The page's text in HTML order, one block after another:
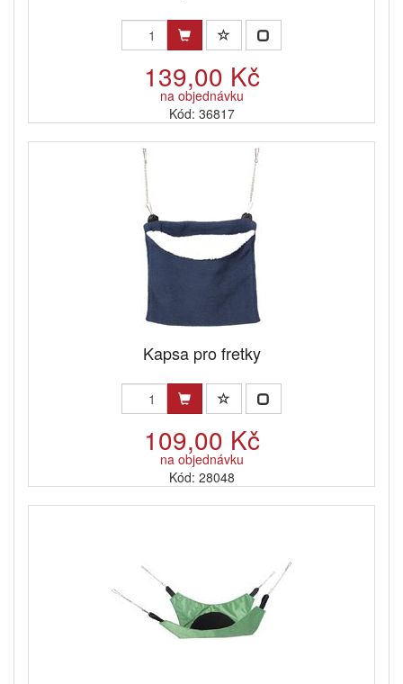
139,00 Kč
na objednávku
Kód: 36817
Kapsa pro fretky
109,00 Kč
na objednávku
Kód: 28048